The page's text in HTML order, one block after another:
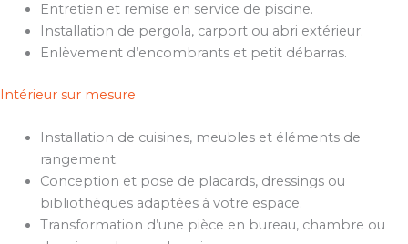
Entretien et remise en service de piscine.
Installation de pergola, carport ou abri extérieur.
Enlèvement d’encombrants et petit débarras.
Intérieur sur mesure
Installation de cuisines, meubles et éléments de
rangement.
Conception et pose de placards, dressings ou
bibliothèques adaptées à votre espace.
Transformation d’une pièce en bureau, chambre ou